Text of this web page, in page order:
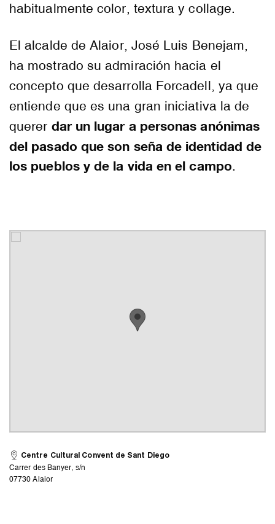
habitualmente color, textura y collage.
El alcalde de Alaior, José Luis Benejam,
ha mostrado su admiración hacia el
concepto que desarrolla Forcadell, ya que
entiende que es una gran iniciativa la de
querer dar un lugar a personas anónimas
del pasado que son seña de identidad de
los pueblos y de la vida en el campo.
Centre Cultural Convent de Sant Diego
Carrer des Banyer, s/n
07730 Alaior